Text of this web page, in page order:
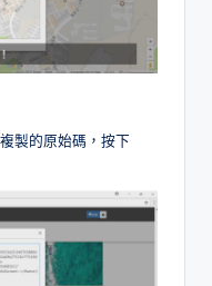
製的原始碼，按下